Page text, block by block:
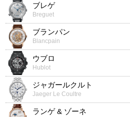
ブレゲ
Breguet
ブランパン
Blancpain
ウブロ
Hublot
ジャガールクルト
Jaeger Le Coultre
ランゲ & ゾーネ